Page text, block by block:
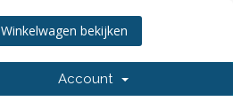
Winkelwagen bekijken
Account